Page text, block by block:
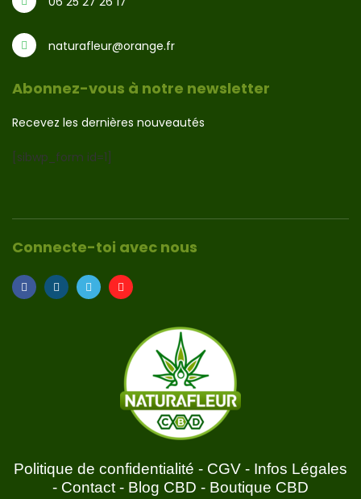
naturafleur@orange.fr
Abonnez-vous à notre newsletter
Recevez les dernières nouveautés
[sibwp_form id=1]
Connecte-toi avec nous
Politique de confidentialité - CGV - Infos Légales
- Contact - Blog CBD - Boutique CBD